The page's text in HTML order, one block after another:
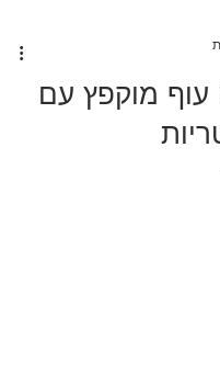
עוף מוקפץ עם